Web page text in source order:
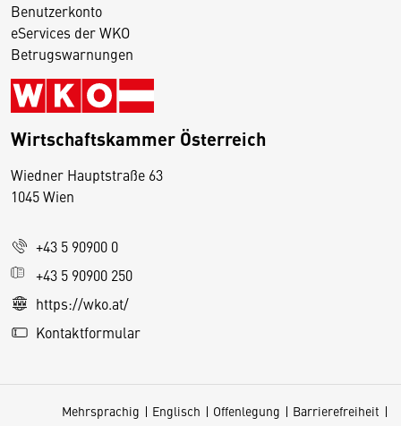
Benutzerkonto
eServices der WKO
Betrugswarnungen
Wirtschaftskammer Österreich
Wiedner Hauptstraße 63
1045 Wien
+43 5 90900 0
+43 5 90900 250
https://wko.at/
Kontaktformular
Mehrsprachig Englisch Offenlegung
Barrierefreiheit
D
s
e
S
e